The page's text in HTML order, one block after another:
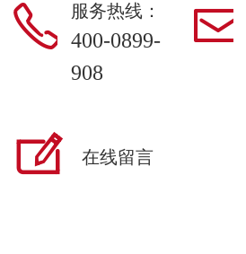
ꂅ 服务热线：
400-0899-
908
ꂘ
ꂐ 在线留言